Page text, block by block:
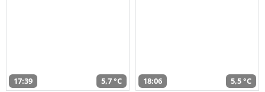
17:39 5,7 °C 18:06 5,5 °C